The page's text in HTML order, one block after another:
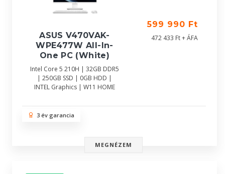
ASUS V470VAK-
WPE477W All-In-
One PC (White)
Intel Core 5 210H | 32GB DDR5
| 250GB SSD | 0GB HDD |
INTEL Graphics | W11 HOME
599 990 Ft
472 433 Ft + ÁFA
3 év garancia
MEGNÉZEM